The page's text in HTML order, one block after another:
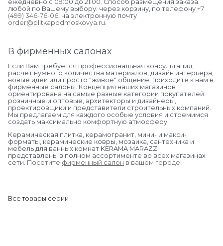
ежедневно с 09:00 до 21:00. Способ размещения заказа
любой по Вашему выбору: через корзину, по телефону +7
(499) 346-76-06, на электронную почту
order@plitkapodmoskovya.ru.
В фирменных салонах
Если Вам требуется профессиональная консультация,
расчет нужного количества материалов, дизайн интерьера,
новые идеи или просто "живое" общение, приходите к нам в
фирменные салоны. Концепция наших магазинов
ориентирована на самые разные категории покупателей:
розничные и оптовые, архитекторы и дизайнеры,
проектировщики и представители строительных компаний.
Мы предлагаем для каждого особые условия и стремимся
создать максимально комфортную атмосферу.
Керамическая плитка, керамогранит, мини- и макси-
форматы, керамические ковры, мозаика, сантехника и
мебель для ванных комнат KERAMA MARAZZI
представлены в полном ассортименте во всех магазинах
сети. Посетите фирменный салон в вашем городе!
Все товары серии